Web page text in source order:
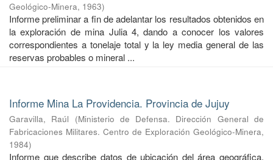
Geológico-Minera, 1963)
Informe preliminar a fin de adelantar los resultados obtenidos en
la exploración de mina Julia 4, dando a conocer los valores
correspondientes a tonelaje total y la ley media general de las
reservas probables o mineral ...
Informe Mina La Providencia. Provincia de Jujuy
Garavilla, Raúl (Ministerio de Defensa. Dirección General de
Fabricaciones Militares. Centro de Exploración Geológico-Minera,
1984)
Informe que describe datos de ubicación del área geográfica,